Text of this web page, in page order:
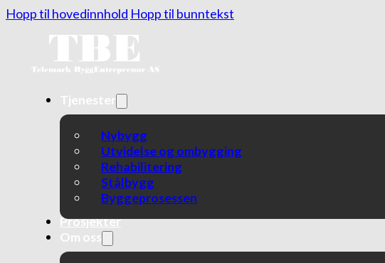
Hopp til hovedinnhold Hopp til bunntekst
Tjenester
Nybygg
Utvidelse og ombygging
Rehabilitering
Stålbygg
Byggeprosessen
Prosjekter
Om oss